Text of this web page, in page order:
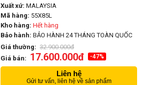
Xuất xứ: MALAYSIA
Mã hàng: 55X85L
Kho hàng: Hết hàng
Bảo hành: BẢO HÀNH 24 THÁNG TOÀN QUỐC
Giá thường: 32.900.000đ
Giá bán: 17.600.000đ -47%
Liên hệ
Gửi tư vấn, liên hệ về sản phẩm